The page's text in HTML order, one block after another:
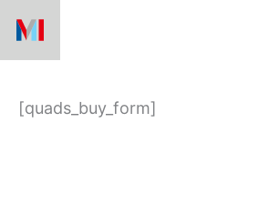
content
[quads_buy_form]